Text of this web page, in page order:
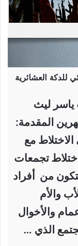
للدكة العشائرية
ليث
المقدمة:
مع
تجمعات
من أفراد
والأم
والأخوال
الذي …